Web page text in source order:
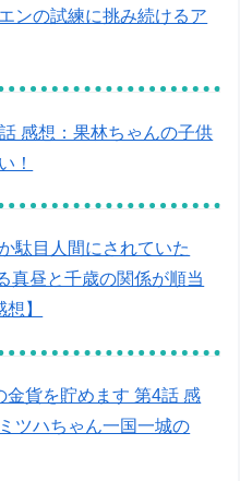
ンの試練に挑み続けるア
感想：果林ちゃんの子供
！
駄目人間にされていた
真昼と千歳の関係が順当
】
貨を貯めます 第4話 感
ツハちゃん一国一城の